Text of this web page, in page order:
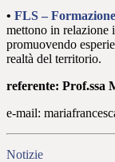
• FLS –
mettono in relazione
promuovendo
realtà del territorio.
referente: Prof.ssa
e-mail:
Notizie